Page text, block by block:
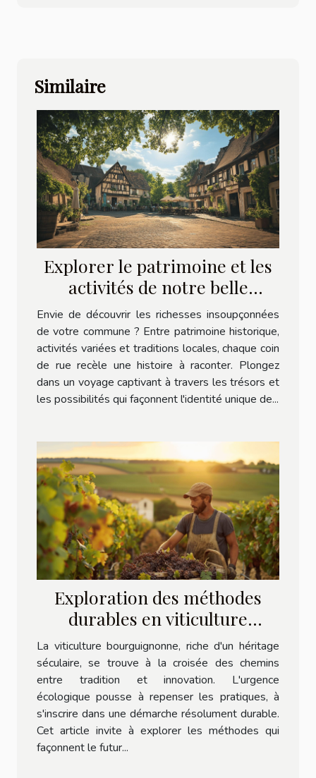
Similaire
Explorer le patrimoine et les
activités de notre belle
commune
Envie de découvrir les richesses insoupçonnées
de votre commune ? Entre patrimoine historique,
activités variées et traditions locales, chaque coin
de rue recèle une histoire à raconter. Plongez
dans un voyage captivant à travers les trésors et
les possibilités qui façonnent l'identité unique de...
Exploration des méthodes
durables en viticulture
bourguignonne
La viticulture bourguignonne, riche d'un héritage
séculaire, se trouve à la croisée des chemins
entre tradition et innovation. L'urgence
écologique pousse à repenser les pratiques, à
s'inscrire dans une démarche résolument durable.
Cet article invite à explorer les méthodes qui
façonnent le futur...